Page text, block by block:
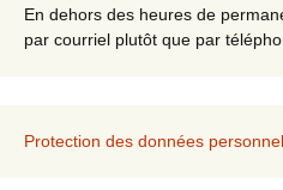
En dehors des heures de
par courriel plutôt que par
Protection des données